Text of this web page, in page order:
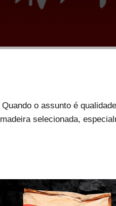
Quando o assunto é
madeira selecionada,